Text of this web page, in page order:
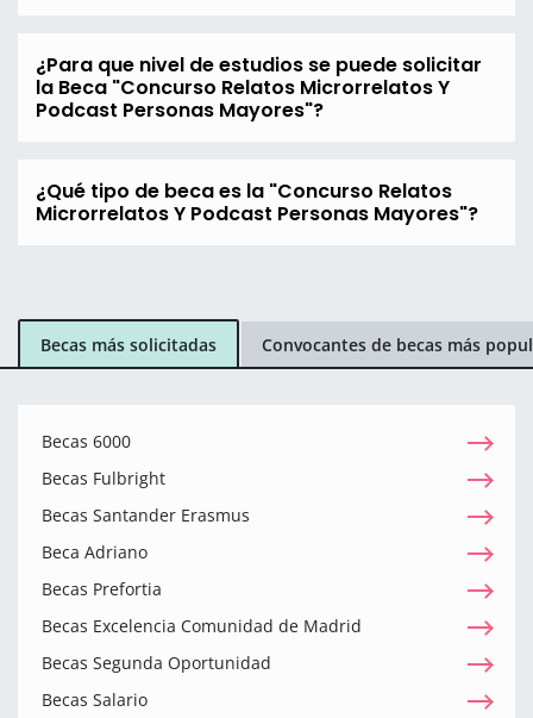
¿Para que nivel de estudios se puede solicitar
la Beca "Concurso Relatos Microrrelatos Y
Podcast Personas Mayores"?
¿Qué tipo de beca es la "Concurso Relatos
Microrrelatos Y Podcast Personas Mayores"?
Becas más solicitadas Convocantes de becas más
Becas 6000
Becas Fulbright
Becas Santander Erasmus
Beca Adriano
Becas Prefortia
Becas Excelencia Comunidad de Madrid
Becas Segunda Oportunidad
Becas Salario